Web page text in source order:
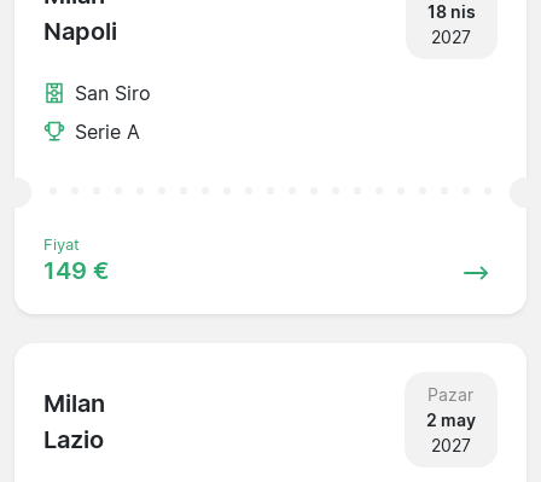
Napoli
18 nis
2027
San Siro
Serie A
Fiyat
149 €
Milan
Lazio
Pazar
2 may
2027